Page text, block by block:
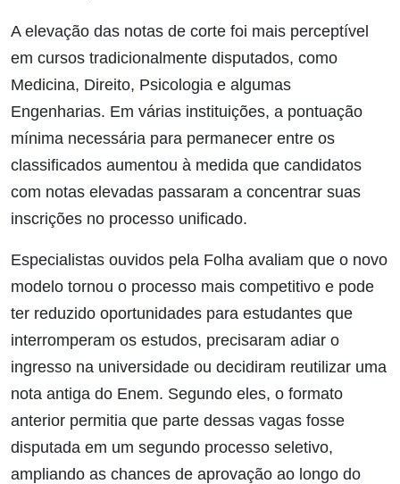
A elevação das notas de corte foi mais perceptível
em cursos tradicionalmente disputados, como
Medicina, Direito, Psicologia e algumas
Engenharias. Em várias instituições, a pontuação
mínima necessária para permanecer entre os
classificados aumentou à medida que candidatos
com notas elevadas passaram a concentrar suas
inscrições no processo unificado.
Especialistas ouvidos pela Folha avaliam que o novo
modelo tornou o processo mais competitivo e pode
ter reduzido oportunidades para estudantes que
interromperam os estudos, precisaram adiar o
ingresso na universidade ou decidiram reutilizar uma
nota antiga do Enem. Segundo eles, o formato
anterior permitia que parte dessas vagas fosse
disputada em um segundo processo seletivo,
ampliando as chances de aprovação ao longo do